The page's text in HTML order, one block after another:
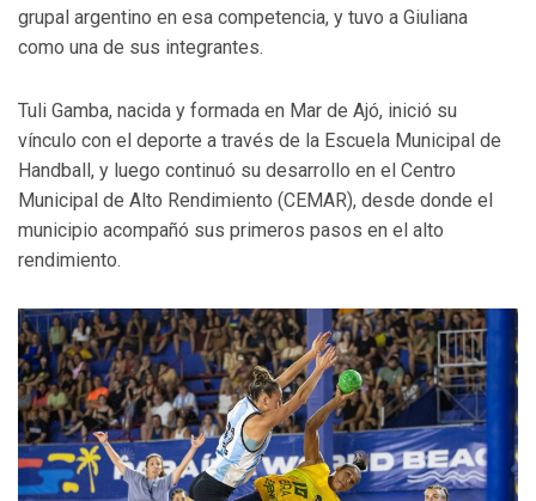
grupal argentino en esa competencia, y tuvo a Giuliana
como una de sus integrantes.
Tuli Gamba, nacida y formada en Mar de Ajó, inició su
vínculo con el deporte a través de la Escuela Municipal de
Handball, y luego continuó su desarrollo en el Centro
Municipal de Alto Rendimiento (CEMAR), desde donde el
municipio acompañó sus primeros pasos en el alto
rendimiento.